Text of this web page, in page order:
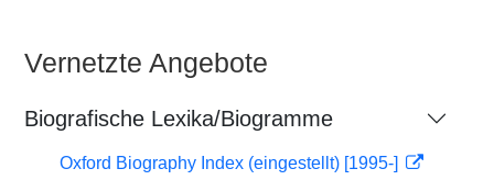
Vernetzte Angebote
Biografische Lexika/Biogramme
Oxford Biography Index (eingestellt) [1995-]